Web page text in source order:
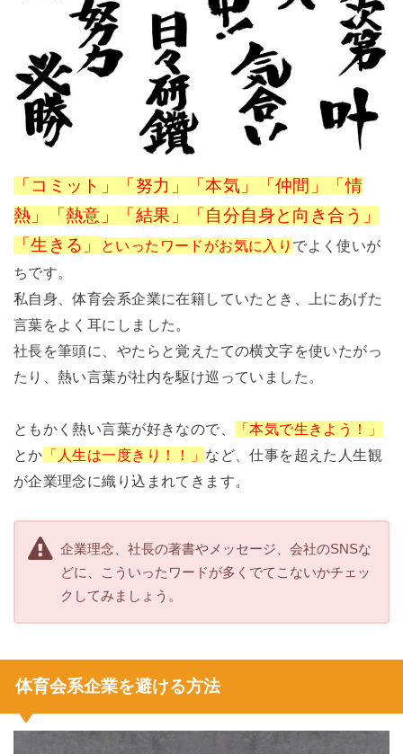
「コミット」「努力」「本気」「仲間」「情
熱」「熱意」「結果」「自分自身と向き合う」
「生きる」
といったワードがお気に入り でよく使いが
ちです。
私自身、体育会系企業に在籍していたとき、上にあげた
言葉をよく耳にしました。
社長を筆頭に、やたらと覚えたての横文字を使いたがっ
たり、熱い言葉が社内を駆け巡っていました。
ともかく熱い言葉が好きなので、
「本気で生きよう！」
とか 「人生は一度きり！！」 など、仕事を超えた人生観
が企業理念に織り込まれてきます。
企業理念、社長の著書やメッセージ、会社のSNSな
どに、こういったワードが多くでてこないかチェッ
クしてみましょう。
体育会系企業を避ける方法